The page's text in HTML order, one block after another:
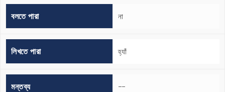
বলতে পারা না
লিখতে পারা হ্যাঁ
মন্তব্য --